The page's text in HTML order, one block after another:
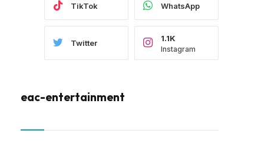
TikTok WhatsApp
Twitter
Instagram
1.1K
eac-entertainment